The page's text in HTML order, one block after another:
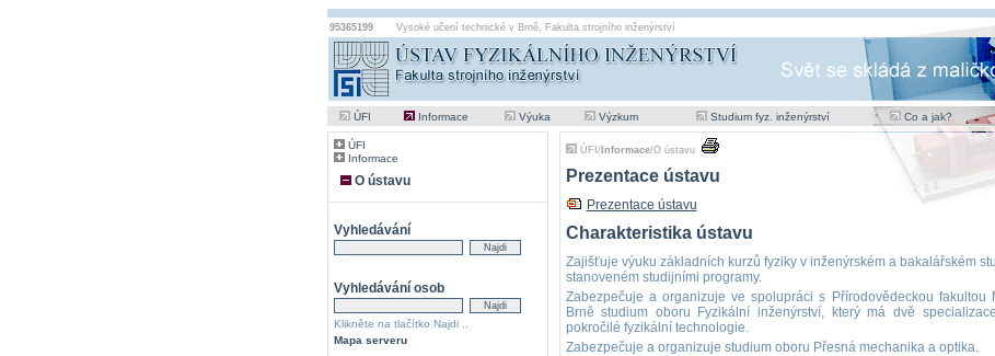
95365199 Vysoké učení technické v Brně, Fakulta strojního inženýrství
ÚFI Informace Výuka Výzkum Studium fyz. inženýrství Co a jak?
ÚFI
Informace
O ústavu
Vyhledávání
Vyhledávání osob
Klikněte na tlačítko Najdi ..
Mapa serveru
ÚFI /Informace/O ústavu
Prezentace ústavu
Prezentace ústavu
Charakteristika ústavu
Zajišťuje výuku základních kurzů fyziky v inženýrském a bakalářském
stanoveném studijními programy.
Zabezpečuje a organizuje ve spolupráci s Přírodovědeckou fakultou
Brně studium oboru Fyzikální inženýrství, který má dvě
pokročilé fyzikální technologie.
Zabezpečuje a organizuje studium oboru Přesná mechanika a optika.